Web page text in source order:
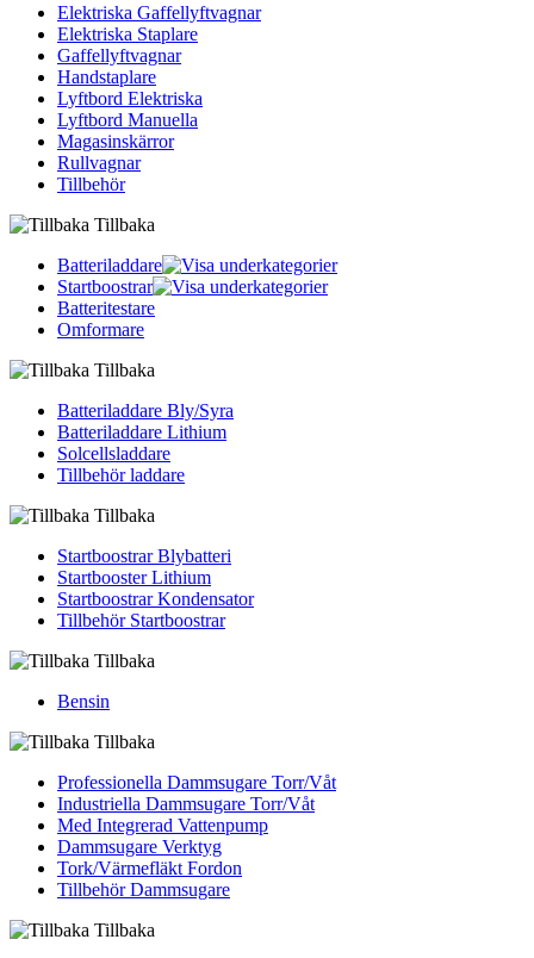
Elektriska Gaffellyftvagnar
Elektriska Staplare
Gaffellyftvagnar
Handstaplare
Lyftbord Elektriska
Lyftbord Manuella
Magasinskärror
Rullvagnar
Tillbehör
Tillbaka
Batteriladdare
Startboostrar
Batteritestare
Omformare
Tillbaka
Batteriladdare Bly/Syra
Batteriladdare Lithium
Solcellsladdare
Tillbehör laddare
Tillbaka
Startboostrar Blybatteri
Startbooster Lithium
Startboostrar Kondensator
Tillbehör Startboostrar
Tillbaka
Bensin
Tillbaka
Professionella Dammsugare Torr/Våt
Industriella Dammsugare Torr/Våt
Med Integrerad Vattenpump
Dammsugare Verktyg
Tork/Värmefläkt Fordon
Tillbehör Dammsugare
Tillbaka